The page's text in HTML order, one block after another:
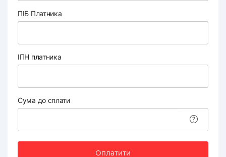
ПІБ Платника
ІПН платника
Сума до сплати
Оплатити